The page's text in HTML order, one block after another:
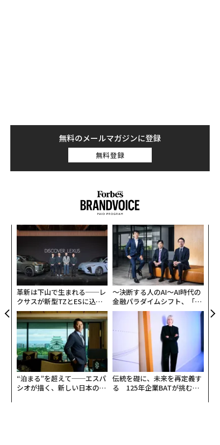
無料のメールマガジンに登録
無料登録
革新は下山で生まれる──レ
クサスが新型TZとESに込め
た「DISCOVER」の哲学
〜決断する人のAI〜AI時代の
金融パラダイムシフト、「超
個別化」の核心 【MUFG×ウ
ェルスナビ×PwC】
“泊まる”を超えて──エスパ
シオが描く、新しい日本のラ
伝統を礎に、未来を再定義す
る 125年企業BATが挑むス